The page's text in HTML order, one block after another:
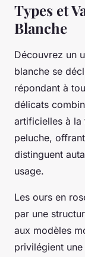
Types et
Blanche
Découvrez un
blanche se
répondant à
délicats
artificielles à la
peluche,
distinguent
usage.
Les ours en
par une
aux modèles
privilégient